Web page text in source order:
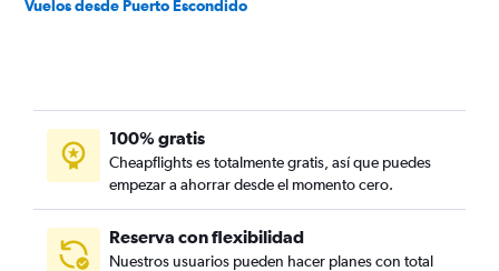
Vuelos desde Puerto Escondido
100% gratis
Cheapflights es totalmente gratis, así que puedes
empezar a ahorrar desde el momento cero.
Reserva con flexibilidad
Nuestros usuarios pueden hacer planes con total